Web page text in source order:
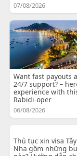
07/08/2026
Want fast payouts
24/7 support? –
experience with
Rabidi-oper
06/08/2026
Thủ tục xin visa
Nha gồm những